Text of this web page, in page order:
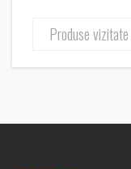
Produse